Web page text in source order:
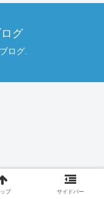
グ
ログ.
ップ サイドバー